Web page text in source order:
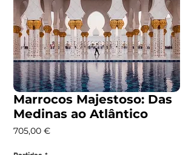
Marrocos Majestoso: Das
Medinas ao Atlântico
705,00 €Precio